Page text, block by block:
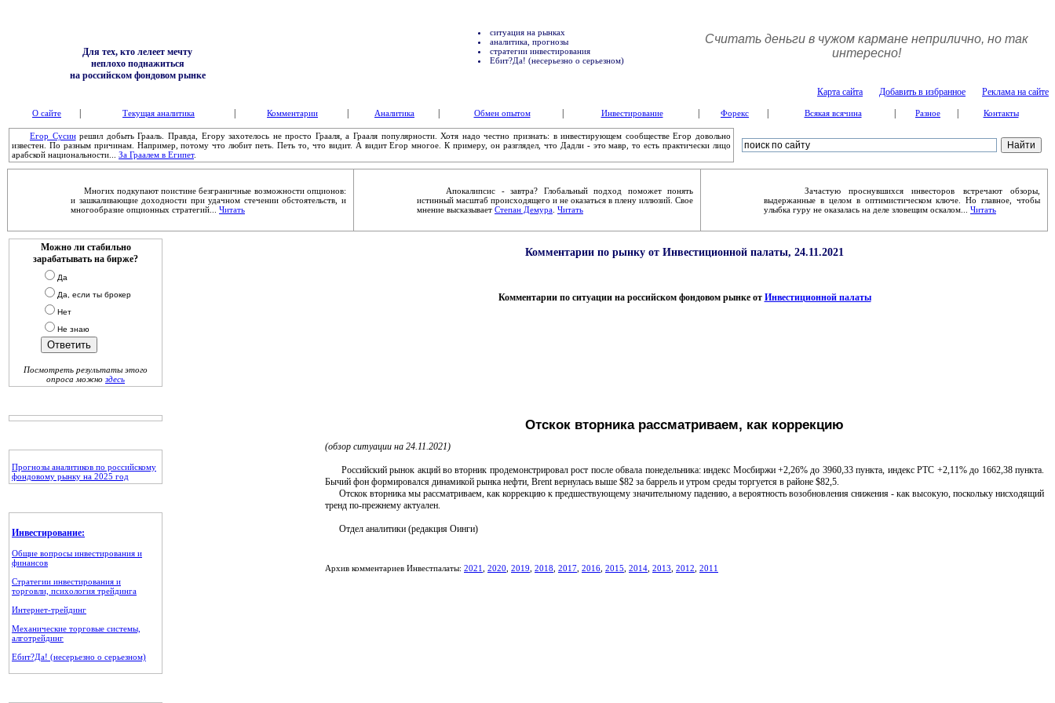
Для тех, кто лелеет мечту
неплохо поднажиться
на российском фондовом рынке
ситуация на рынках
аналитика, прогнозы
стратегии инвестирования
Ебит?Да! (несерьезно о серьезном)
Считать деньги в чужом кармане неприлично, но так
интересно!
Карта сайта Добавить в избранное Реклама на сайте
О сайте Текущая аналитика Комментарии Аналитика Обмен опытом Инвестирование Форекс Всякая всячина Разное Контакты
Егор Сусинрешил добыть Грааль. Правда, Егору захотелось не просто Грааля, а Грааля популярности. Хотя надо честно признать: в инвестирующем сообществе Егор довольно
известен. По разным причинам. Например, потому что любит петь. Петь то, что видит. А видит Егор многое. К примеру, он разглядел, что Дадли - это мавр, то есть практически лицо
арабской национальности... За Граалем в Египет.
Многих подкупают поистине безграничные возможности опционов:
и зашкаливающие доходности при удачном стечении обстоятельств, и
многообразие опционных стратегий... Читать
Апокалипсис - завтра? Глобальный подход поможет понять
истинный масштаб происходящего и не оказаться в плену иллюзий. Свое
мнение высказывает Степан Демура Читать
Зачастую проснувшихся инвесторов встречают обзоры,
выдержанные в целом в оптимистическом ключе. Но главное, чтобы
улыбка гуру не оказалась на деле зловещим оскалом... Читать
Можно ли стабильно
зарабатывать на бирже?
Да
Да, если ты брокер
Нет
Не знаю
Посмотреть результаты этого
опроса можно здесь
Прогнозы аналитиков по российскому
фондовому рынку на 2025 год
Инвестирование:
Общие вопросы инвестирования и
финансов
Стратегии инвестирования и
торговли, психология трейдинга
Интернет-трейдинг
Механические торговые системы,
алготрейдинг
Ебит?Да! (несерьезно о серьезном)
Комментарии по рынку от Инвестиционной палаты, 24.11.2021
Комментарии по ситуации на российском фондовом рынке от Инвестиционной палаты
Отскок вторника рассматриваем, как коррекцию
(обзор ситуации на 24.11.2021)
Российский рынок акций во вторник продемонстрировал рост после обвала понедельника: индекс Мосбиржи +2,26% до 3960,33 пункта, индекс РТС +2,11% до 1662,38 пункта.
Бычий фон формировался динамикой рынка нефти, Brent вернулась выше $82 за баррель и утром среды торгуется в районе $82,5.
Отскок вторника мы рассматриваем, как коррекцию к предшествующему значительному падению, а вероятность возобновления снижения - как высокую, поскольку нисходящий
тренд по-прежнему актуален.
Отдел аналитики (редакция Оинги)
Архив комментариев Инвестпалаты: 2021 2020 2019 2018 2017 2016 2015 2014 2013 2012 2011